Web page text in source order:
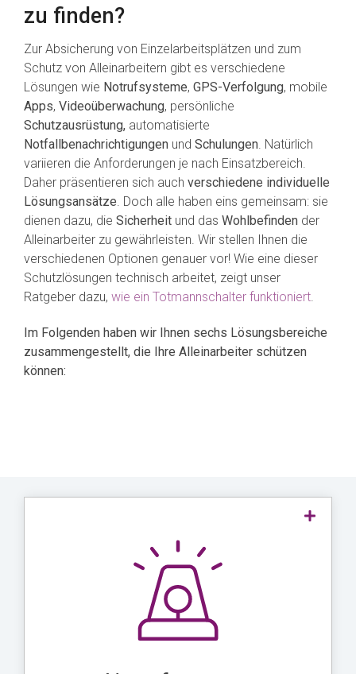
zu finden?
Zur Absicherung von Einzelarbeitsplätzen und zum
Schutz von Alleinarbeitern gibt es verschiedene
Lösungen wie Notrufsysteme, GPS-Verfolgung, mobile
Apps, Videoüberwachung, persönliche
Schutzausrüstung, automatisierte
Notfallbenachrichtigungen und Schulungen . Natürlich
variieren die Anforderungen je nach Einsatzbereich.
Daher präsentieren sich auch verschiedene individuelle
Lösungsansätze . Doch alle haben eins gemeinsam: sie
dienen dazu, die Sicherheit und das Wohlbefinden der
Alleinarbeiter zu gewährleisten. Wir stellen Ihnen die
verschiedenen Optionen genauer vor! Wie eine dieser
Schutzlösungen technisch arbeitet, zeigt unser
Ratgeber dazu, wie ein Totmannschalter funktioniert
Im Folgenden haben wir Ihnen sechs Lösungsbereiche
zusammengestellt, die Ihre Alleinarbeiter schützen
können:
Notrufsysteme
sind ein essenzielles
Werkzeug im Alleinarbeiterschutz, da sie es
den Beschäftigten ermöglichen,
Notfällen schnell und effizient Hilfe zu
. Diese Systeme können mit